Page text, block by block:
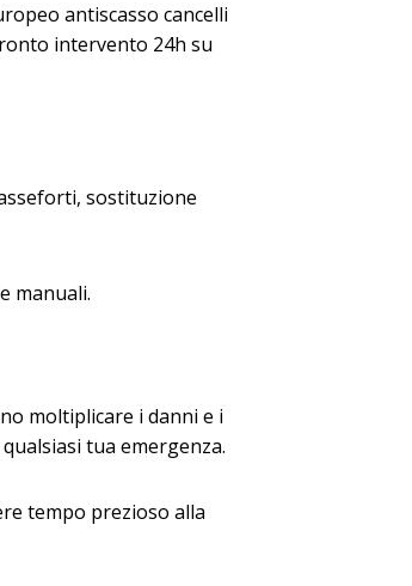
antiscasso cancelli
intervento 24h su
sostituzione
manuali.
moltiplicare i danni e i
tua emergenza.
tempo prezioso alla